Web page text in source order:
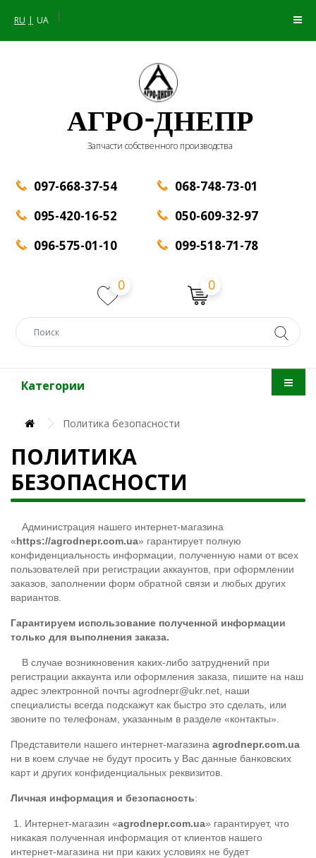
RU UA |
АГРО-ДНЕПР
Запчасти собственного производства
097-668-37-54
095-420-16-52
096-575-01-10
068-748-73-01
050-609-32-97
099-518-71-78
0 0
Категории
Политика безопасности
ПОЛИТИКА
БЕЗОПАСНОСТИ
Администрация нашего интернет-магазина
«https://agrodnepr.com.ua» гарантирует полную
конфиденциальность информации, полученную нами от всех
пользователей при регистрации аккаунтов, при оформлении
заказов, заполнении форм обратной связи и любых других
вариантов.
Гарантируем использование полученной информации
только для выполнения заказа.
В случае возникновения каких-либо затруднений при
регистрации аккаунта или оформления заказа, пишите на наш
адрес электронной почты agrodnepr@ukr.net, наши
специалисты всегда подскажут как быстро это сделать, или
звоните по телефонам, указанным в разделе «контакты».
Представители нашего интернет-магазина agrodnepr.com.ua
ни в коем случае не будут просить у Вас данные банковских
карт и других конфиденциальных реквизитов.
Личная информация и безопасность:
1. Интернет-магазин «agrodnepr.com.ua» гарантирует, что
никакая полученная информация от клиентов нашего
интернет-магазина ни при каких условиях не будет